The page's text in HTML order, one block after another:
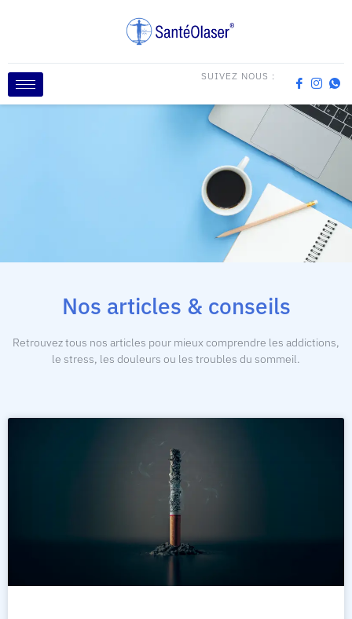
SUIVEZ NOUS :
Nos articles & conseils
Retrouvez tous nos articles pour mieux comprendre les addictions,
le stress, les douleurs ou les troubles du sommeil.